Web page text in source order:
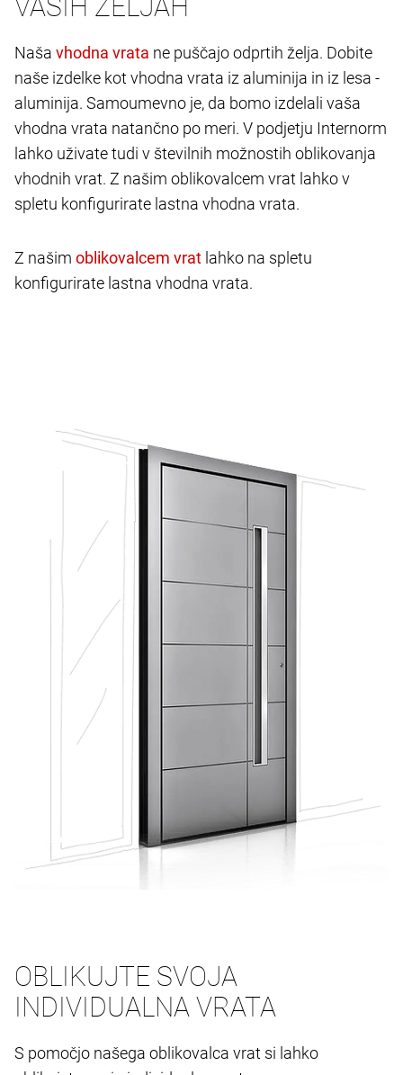
VAŠIH ŽELJAH
Naša
ne puščajo odprtih želja. Dobite
naše izdelke kot vhodna vrata iz aluminija in iz lesa -
aluminija. Samoumevno je, da bomo izdelali vaša
vhodna vrata natančno po meri. V podjetju Internorm
lahko uživate tudi v številnih možnostih oblikovanja
vhodnih vrat. Z našim oblikovalcem vrat lahko v
spletu konfigurirate lastna vhodna vrata.
Z našim
lahko na spletu
konfigurirate lastna vhodna vrata.
OBLIKUJTE SVOJA
INDIVIDUALNA VRATA
S pomočjo našega oblikovalca vrat si lahko